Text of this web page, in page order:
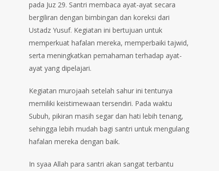
pada Juz 29. Santri membaca ayat-ayat secara
bergiliran dengan bimbingan dan koreksi dari
Ustadz Yusuf. Kegiatan ini bertujuan untuk
memperkuat hafalan mereka, memperbaiki tajwid,
serta meningkatkan pemahaman terhadap ayat-
ayat yang dipelajari.
Kegiatan murojaah setelah sahur ini tentunya
memiliki keistimewaan tersendiri. Pada waktu
Subuh, pikiran masih segar dan hati lebih tenang,
sehingga lebih mudah bagi santri untuk mengulang
hafalan mereka dengan baik.
In syaa Allah para santri akan sangat terbantu